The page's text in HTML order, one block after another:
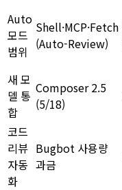
Auto
모드
범위
Shell·MCP·Fetch
(Auto-Review)
새 모
델 통
합
Composer 2.5
(5/18)
코드
리뷰
자동
화
Bugbot 사용량
과금